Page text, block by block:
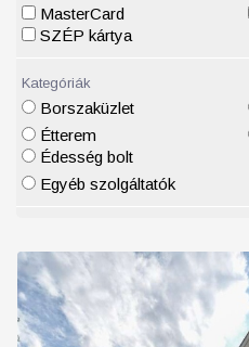
MasterCard
SZÉP kártya
Kategóriák
Borszaküzlet
Étterem
Édesség bolt
Egyéb szolgáltatók